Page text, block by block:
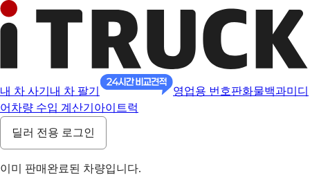
내 차 사기 내 차 팔기 영업용 번호판화물백과미디
어 차량 수입 계산기 아이트럭
딜러 전용 로그인
이미 판매완료된 차량입니다.